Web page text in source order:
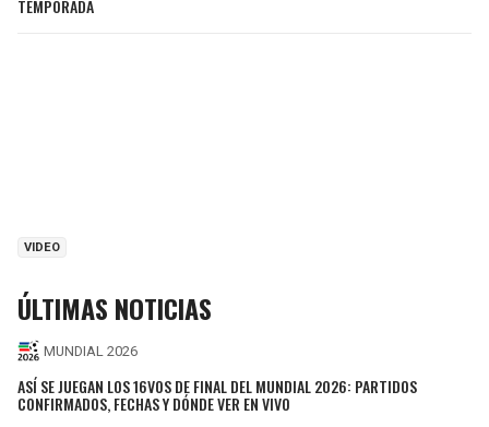
TEMPORADA
VIDEO
ÚLTIMAS NOTICIAS
MUNDIAL 2026
ASÍ SE JUEGAN LOS 16VOS DE FINAL DEL MUNDIAL 2026: PARTIDOS
CONFIRMADOS, FECHAS Y DÓNDE VER EN VIVO